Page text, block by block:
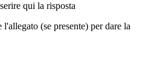
qui la risposta
(se presente) per dare la